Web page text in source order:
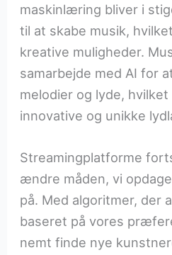
maskinlæring bliver i
til at skabe musik,
kreative muligheder.
samarbejde med AI for
melodier og lyde,
innovative og unikke
Streamingplatforme
ændre måden, vi
på. Med algoritmer, der
baseret på vores
nemt finde nye